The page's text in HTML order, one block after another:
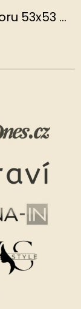
Hedvábný šátek Květy hrachoru 53x53 cm v dárkovém balení, HEDVÁBNÝ SVĚT